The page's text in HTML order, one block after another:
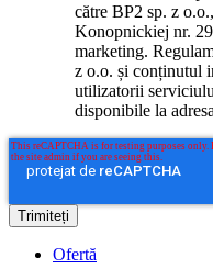
către BP2 sp. z
Konopnickiej nr.
marketing.
z o.o. și conținutul
utilizatorii
disponibile la
Ofertă